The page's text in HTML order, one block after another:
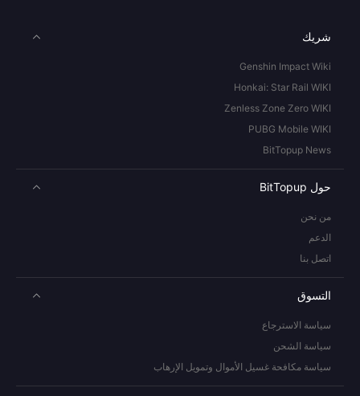
شريك
Genshin Impact Wiki
Honkai: Star Rail WIKI
Zenless Zone Zero WIKI
PUBG Mobile WIKI
BitTopup News
حول BitTopup
من نحن
الدعم
اتصل بنا
التسوق
سياسة الاسترجاع
سياسة الشحن
سياسة مكافحة غسيل الأموال وتمويل الإرهاب